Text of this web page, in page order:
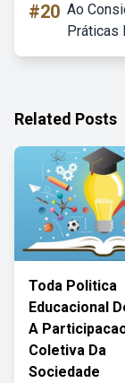
#20 Ao
Práticas
Related Posts
Toda Politica
Educacional
A
Coletiva Da
Sociedade